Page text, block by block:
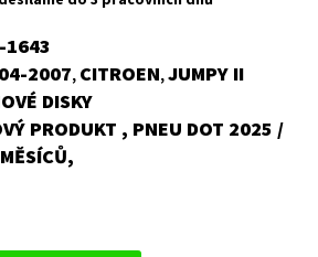
1643
2007, CITROEN,JUMPY II
DISKY
PRODUKT , PNEU DOT 2025 /